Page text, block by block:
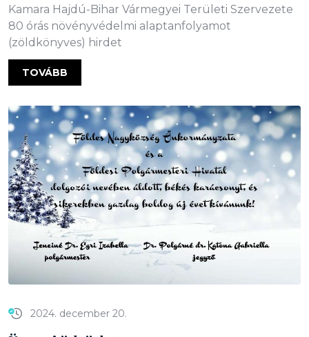
Kamara Hajdú-Bihar Vármegyei Területi Szervezete
80 órás növényvédelmi alaptanfolyamot
(zöldkönyves) hirdet
TOVÁBB
2024. december 20.